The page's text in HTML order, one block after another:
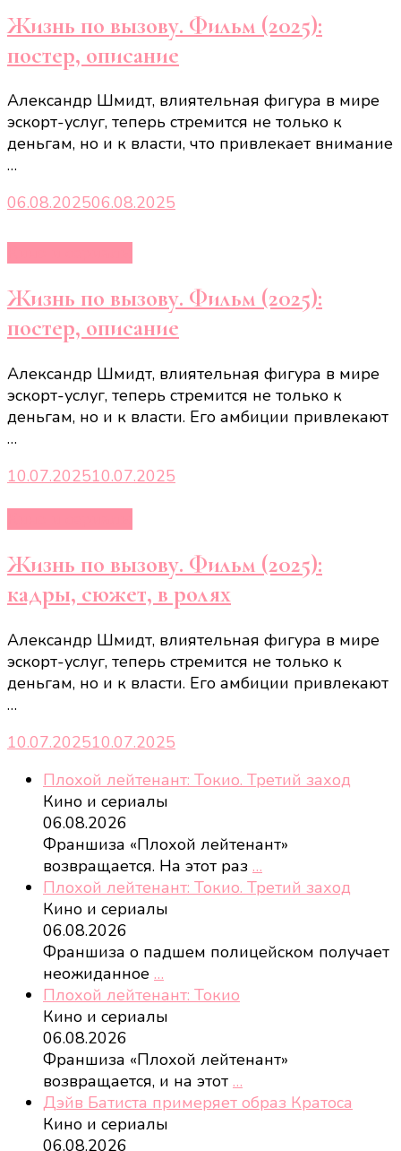
Жизнь по вызову. Фильм (2025):
постер, описание
Александр Шмидт, влиятельная фигура в мире
эскорт-услуг, теперь стремится не только к
деньгам, но и к власти, что привлекает внимание
…
06.08.202506.08.2025
Жизнь по вызову. Фильм (2025):
постер, описание
Александр Шмидт, влиятельная фигура в мире
эскорт-услуг, теперь стремится не только к
деньгам, но и к власти. Его амбиции привлекают
…
10.07.202510.07.2025
Жизнь по вызову. Фильм (2025):
кадры, сюжет, в ролях
Александр Шмидт, влиятельная фигура в мире
эскорт-услуг, теперь стремится не только к
деньгам, но и к власти. Его амбиции привлекают
…
10.07.202510.07.2025
Плохой лейтенант: Токио. Третий заход
Кино и сериалы
06.08.2026
Франшиза «Плохой лейтенант»
возвращается. На этот раз …
Плохой лейтенант: Токио. Третий заход
Кино и сериалы
06.08.2026
Франшиза о падшем полицейском получает
неожиданное …
Плохой лейтенант: Токио
Кино и сериалы
06.08.2026
Франшиза «Плохой лейтенант»
возвращается, и на этот …
Дэйв Батиста примеряет образ Кратоса
Кино и сериалы
06.08.2026